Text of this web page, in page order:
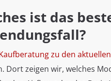
ist das
zu den
Dort zeigen wir, welches